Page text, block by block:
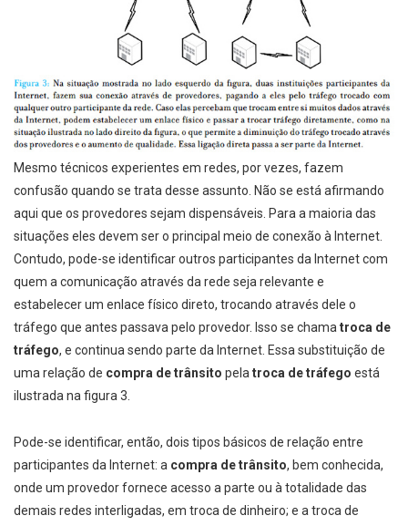
Mesmo técnicos experientes em redes, por vezes, fazem
confusão quando se trata desse assunto. Não se está afirmando
aqui que os provedores sejam dispensáveis. Para a maioria das
situações eles devem ser o principal meio de conexão à Internet.
Contudo, pode-se identificar outros participantes da Internet com
quem a comunicação através da rede seja relevante e
estabelecer um enlace físico direto, trocando através dele o
tráfego que antes passava pelo provedor. Isso se chama troca de
tráfego, e continua sendo parte da Internet. Essa substituição de
uma relação de compra de trânsito pela troca de tráfego está
ilustrada na figura 3.
Pode-se identificar, então, dois tipos básicos de relação entre
participantes da Internet: a compra de trânsito, bem conhecida,
onde um provedor fornece acesso a parte ou à totalidade das
demais redes interligadas, em troca de dinheiro; e a troca de